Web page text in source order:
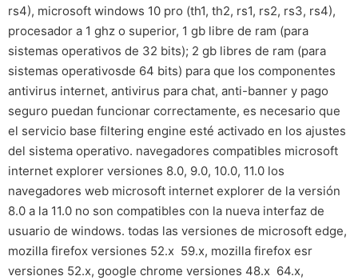
rs4), microsoft windows 10 pro (th1, th2, rs1, rs2, rs3, rs4),
procesador a 1 ghz o superior, 1 gb libre de ram (para
sistemas operativos de 32 bits); 2 gb libres de ram (para
sistemas operativosde 64 bits) para que los componentes
antivirus internet, antivirus para chat, anti-banner y pago
seguro puedan funcionar correctamente, es necesario que
el servicio base filtering engine esté activado en los ajustes
del sistema operativo. navegadores compatibles microsoft
internet explorer versiones 8.0, 9.0, 10.0, 11.0 los
navegadores web microsoft internet explorer de la versión
8.0 a la 11.0 no son compatibles con la nueva interfaz de
usuario de windows. todas las versiones de microsoft edge,
mozilla firefox versiones 52.x  59.x, mozilla firefox esr
versiones 52.x, google chrome versiones 48.x  64.x,